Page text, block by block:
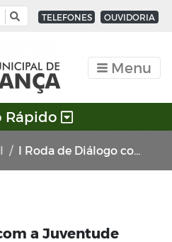
TELEFONES OUVIDORIA
Menu
Rápido
I Roda de Diálogo com a Juventude Esperancense
a Juventude